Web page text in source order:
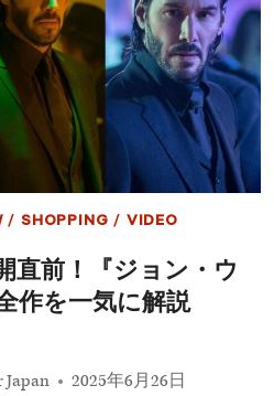
/SHOPPING / VIDEO
直前！『ジョン・ウ
作を一気に解説
Japan 2025年6月26日